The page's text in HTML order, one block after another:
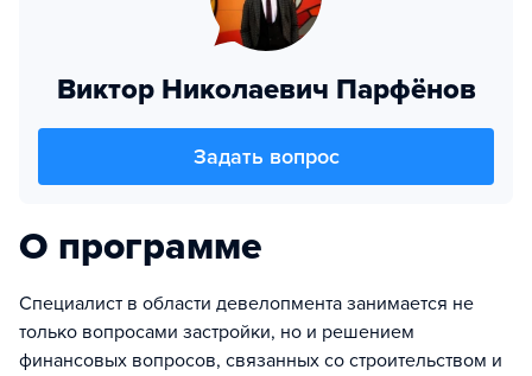
Виктор Николаевич Парфёнов
Задать вопрос
О программе
Специалист в области девелопмента занимается не
только вопросами застройки, но и решением
финансовых вопросов, связанных со строительством и